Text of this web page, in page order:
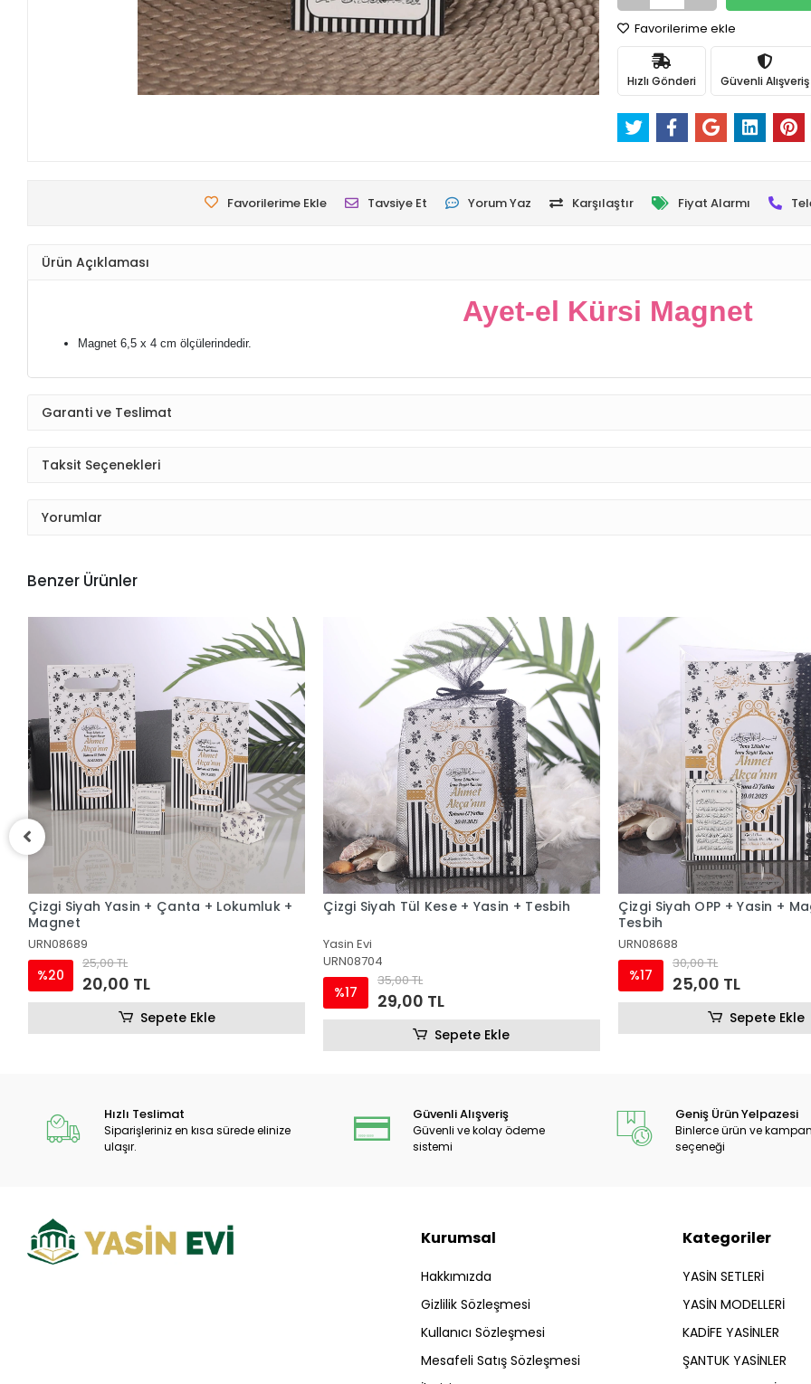
Favorilerime ekle
Hızlı Gönderi Güvenli Alışveriş
Favorilerime Ekle Tavsiye Et Yorum Yaz Karşılaştır Fiyat Alarmı
Ürün Açıklaması
Ayet-el Kürsi Magnet
Magnet 6,5 x 4 cm ölçülerindedir.
Garanti ve Teslimat
Taksit Seçenekleri
Yorumlar
Benzer Ürünler
Çizgi Siyah Tül Kese + Yasin + Tesbih
Yasin Evi
URN08704
%17
35,00 TL
29,00 TL
Sepete Ekle
Çizgi Siyah OPP + Yasin + Magnet +
URN08688
%17
30,00 TL
25,00 TL
Sepete Ekle
Çizgi Siyah Lokumluk
URN08696
%17
6,00 TL
5,00 TL
Sepete Ekle
Hızlı Teslimat
Siparişleriniz en kısa sürede elinize
ulaşır.
Güvenli Alışveriş
Güvenli ve kolay ödeme
sistemi
Geniş Ürün Yelpazesi
Binlerce ürün ve
seçeneği
Kurumsal
Hakkımızda
Gizlilik Sözleşmesi
Kullanıcı Sözleşmesi
Mesafeli Satış Sözleşmesi
Kategoriler
YASİN SETLERİ
YASİN MODELLERİ
KADİFE YASİNLER
ŞANTUK YASİNLER